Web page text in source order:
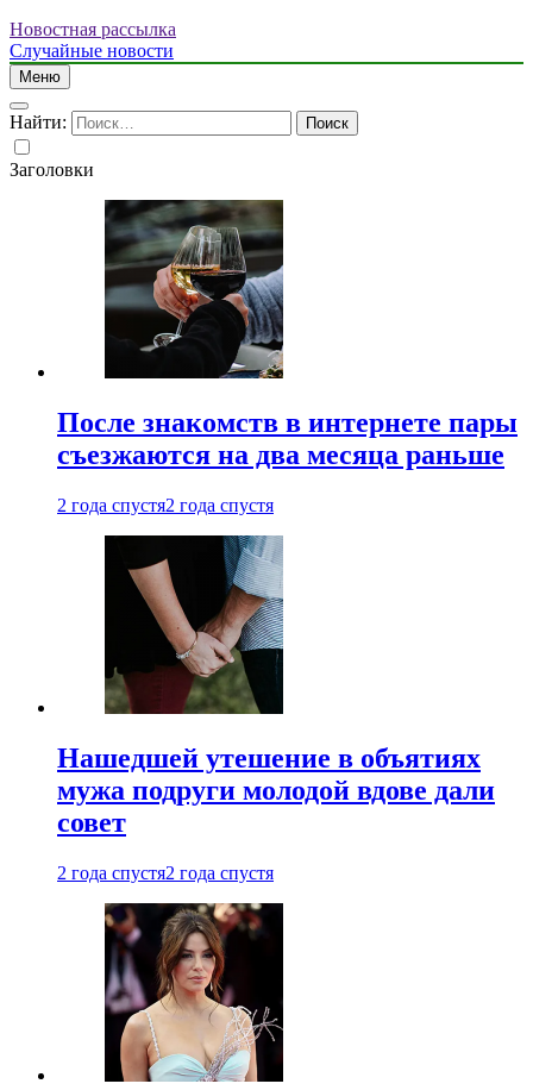
Новостная рассылка
Случайные новости
Меню
Найти:
Заголовки
После знакомств в интернете пары
съезжаются на два месяца раньше
2 года спустя2 года спустя
Нашедшей утешение в объятиях
мужа подруги молодой вдове дали
совет
2 года спустя2 года спустя